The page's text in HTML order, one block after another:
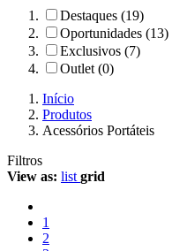
Destaques (19)
Oportunidades (13)
Exclusivos (7)
Outlet (0)
Início
Produtos
Acessórios Portáteis
Filtros
View as: list grid
1
2